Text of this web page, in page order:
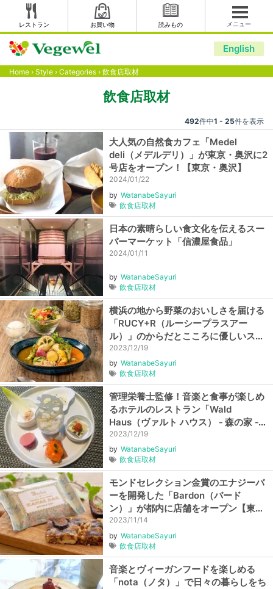
レストラン お買い物 読みもの メニュー
English
Home › Style › Categories › 飲食店取材
飲食店取材
492件中1 - 25件を表示
大人気の自然食カフェ「Medel
deli（メデルデリ）」が東京・奥沢に2
号店をオープン！【東京・奥沢】
2024/01/22
by WatanabeSayuri
飲食店取材
日本の素晴らしい食文化を伝えるスー
パーマーケット「信濃屋食品」
2024/01/11
by WatanabeSayuri
飲食店取材
横浜の地から野菜のおいしさを届ける
「RUCY+R（ルーシープラスアー
ル）」のからだとこころに優しいスパ
イスカレー【神奈川・横浜】
2023/12/19
by WatanabeSayuri
飲食店取材
管理栄養士監修！音楽と食事が楽しめ
るホテルのレストラン「Wald
Haus（ヴァルト ハウス） ‐ 森の家 ‐
」の四季を感じるウェルネスコース
【東京・銀座】
2023/12/19
by WatanabeSayuri
飲食店取材
モンドセレクション金賞のエナジーバ
ーを開発した「Bardon（バード
ン）」が都内に店舗をオープン【東
京・銀座】
2023/11/14
by WatanabeSayuri
飲食店取材
音楽とヴィーガンフードを楽しめる
「nota（ノタ）」で日々の暮らしをち